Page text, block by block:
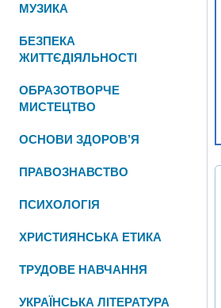
МУЗИКА
БЕЗПЕКА
ЖИТТЄДІЯЛЬНОСТІ
ОБРАЗОТВОРЧЕ
МИСТЕЦТВО
ОСНОВИ ЗДОРОВ’Я
ПРАВОЗНАВСТВО
ПСИХОЛОГІЯ
ХРИСТИЯНСЬКА ЕТИКА
ТРУДОВЕ НАВЧАННЯ
УКРАЇНСЬКА ЛІТЕРАТУРА